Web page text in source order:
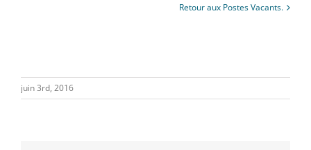
Retour aux Postes Vacants.
juin 3rd, 2016